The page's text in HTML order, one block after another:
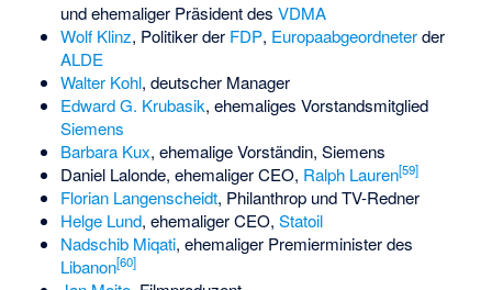
und ehemaliger Präsident des VDMA
Wolf Klinz, Politiker der FDP, Europaabgeordneterder
ALDE
Walter Kohl, deutscher Manager
Edward G. Krubasik, ehemaliges Vorstandsmitglied
Siemens
Barbara Kux, ehemalige Vorständin, Siemens
Daniel Lalonde, ehemaliger CEO, Ralph Lauren[59]
Florian Langenscheidt, Philanthrop und TV-Redner
Helge Lund, ehemaliger CEO, Statoil
Nadschib Miqati, ehemaliger Premierminister des
Libanon[60]